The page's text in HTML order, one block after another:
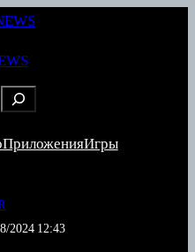
ПриложенияИгры
2024 12:43